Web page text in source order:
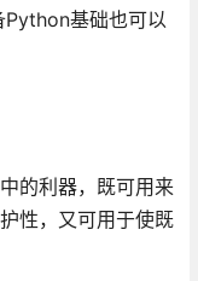
基础也可以
的利器，既可用来
性，又可用于使既